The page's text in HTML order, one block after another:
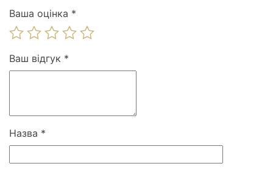
Ваша оцінка *
Ваш відгук *
Назва *